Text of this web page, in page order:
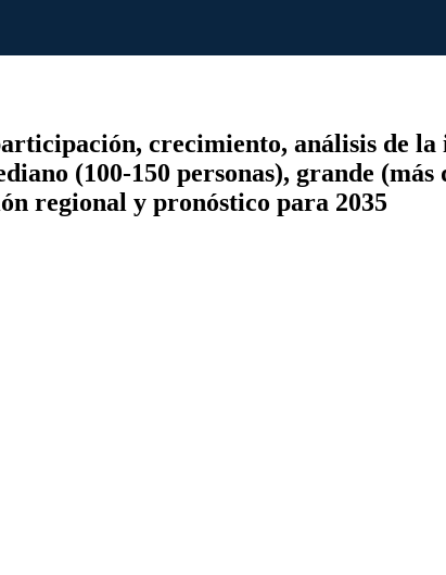
crecimiento, análisis de
(100-150 personas), grande (más
regional y pronóstico para 2035